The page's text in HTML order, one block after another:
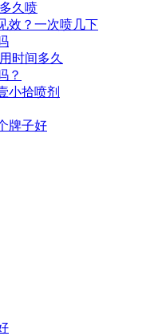
久喷
效？一次喷几下
时间多久
？
小拾喷剂
牌子好